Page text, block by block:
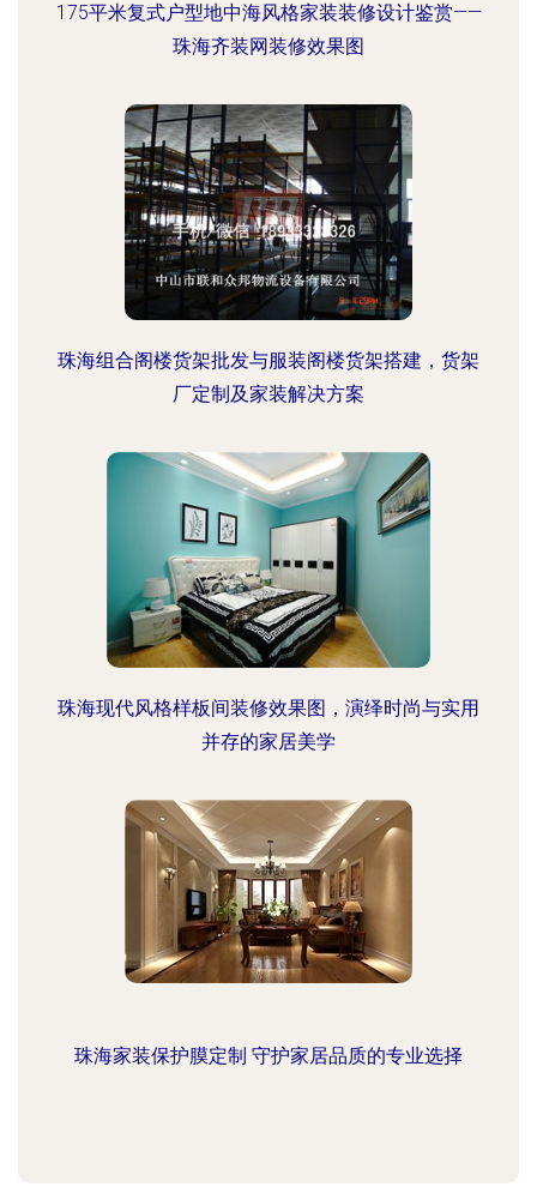
175平米复式户型地中海风格家装装修设计鉴赏——
珠海齐装网装修效果图
珠海组合阁楼货架批发与服装阁楼货架搭建，货架
厂定制及家装解决方案
珠海现代风格样板间装修效果图，演绎时尚与实用
并存的家居美学
珠海家装保护膜定制 守护家居品质的专业选择